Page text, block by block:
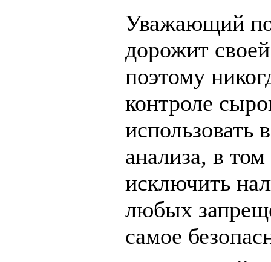
Уважающий
дорожит
поэтому
контроле
использовать
анализа, в
исключить
любых
самое